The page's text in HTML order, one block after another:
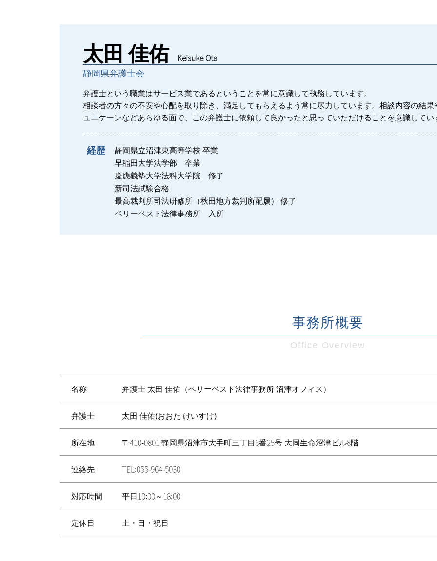
プライバシー侵害
債権回収 訴えられた
債務 相続 遺言
債権回収 弁護士
労働問題 セクハラ 弁護士
労働問題 解決方法
太田 佳佑 Keisuke Ota
静岡県弁護士会
弁護士という職業はサービス業であるということを常に意識して執務しています。
相談者の方々の不安や心配を取り除き、満足してもらえるよう常に尽力しています。相談内容の結
ュニケーンなどあらゆる面で、この弁護士に依頼して良かったと思っていただけることを意識してい
経歴
静岡県立沼津東高等学校 卒業
早稲田大学法学部 卒業
慶應義塾大学法科大学院 修了
新司法試験合格
最高裁判所司法研修所（秋田地方裁判所配属） 修了
ベリーベスト法律事務所 入所
事務所概要
Office Overview
名称 弁護士 太田 佳佑（ベリーベスト法律事務所 沼津オフィス）
弁護士 太田 佳佑(おおた けいすけ)
所在地 〒410-0801 静岡県沼津市大手町三丁目8番25号 大同生命沼津ビル8階
連絡先 TEL:055-964-5030
対応時間 平日10:00～18:00
定休日 土・日・祝日